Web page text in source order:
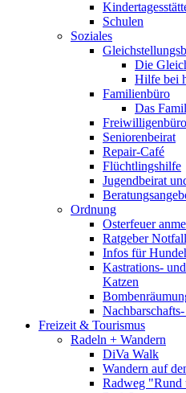
Schulen
Soziales
Die
Hilfe bei
Familienbüro
Das
Freiwilligenbüro
Seniorenbeirat
Repair-Café
Flüchtlingshilfe
Jugendbeirat
Ordnung
Osterfeuer
Ratgeber
Infos für
Kastrations-
Katzen
Freizeit & Tourismus
Radeln + Wandern
DiVa Walk
Wandern auf
Radweg "Rund